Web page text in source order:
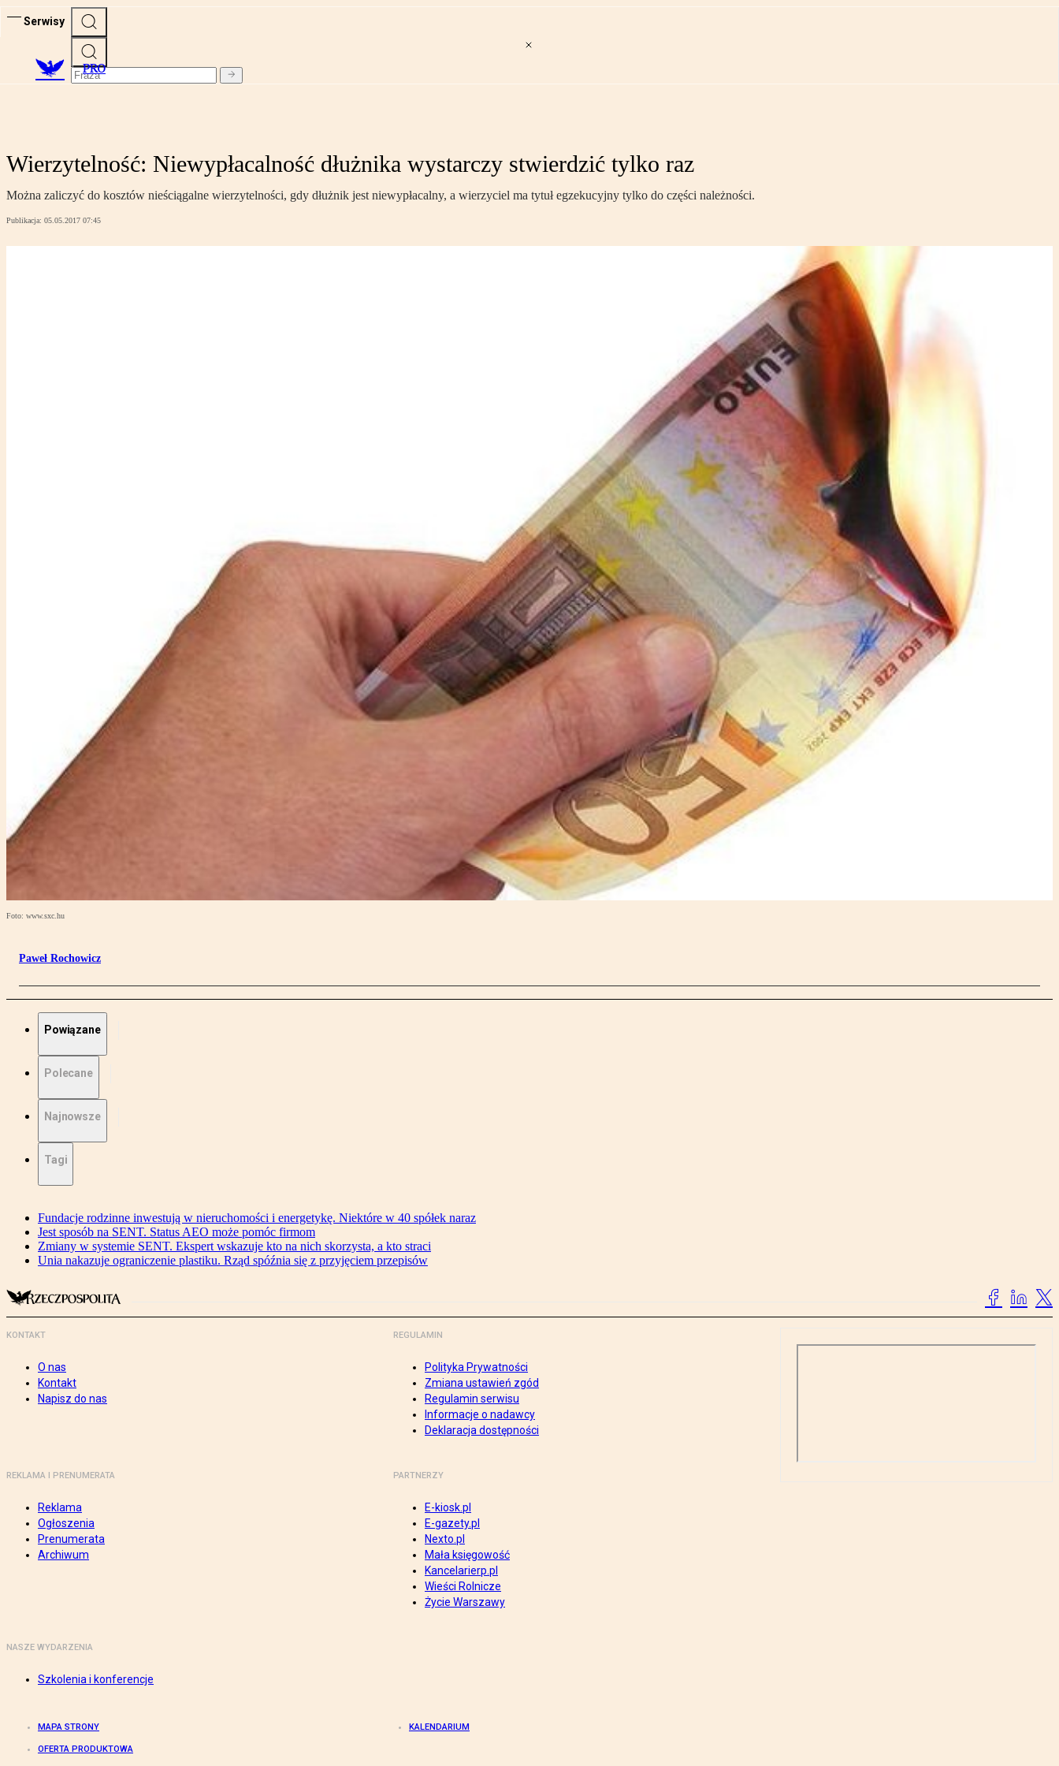
Serwisy
PRO
Wierzytelność: Niewypłacalność dłużnika wystarczy stwierdzić tylko raz
Można zaliczyć do kosztów nieściągalne wierzytelności, gdy dłużnik jest niewypłacalny, a wierzyciel ma tytuł egzekucyjny tylko do części należności.
Publikacja: 05.05.2017 07:45
Foto: www.sxc.hu
Paweł Rochowicz
Powiązane
Polecane
Najnowsze
Tagi
Fundacje rodzinne inwestują w nieruchomości i energetykę. Niektóre w 40 spółek naraz
Jest sposób na SENT. Status AEO może pomóc firmom
Zmiany w systemie SENT. Ekspert wskazuje kto na nich skorzysta, a kto straci
Unia nakazuje ograniczenie plastiku. Rząd spóźnia się z przyjęciem przepisów
KONTAKT
O nas
Kontakt
Napisz do nas
REGULAMIN
Polityka Prywatności
Zmiana ustawień zgód
Regulamin serwisu
Informacje o nadawcy
Deklaracja dostępności
REKLAMA I PRENUMERATA
Reklama
Ogłoszenia
Prenumerata
Archiwum
PARTNERZY
E-kiosk.pl
E-gazety.pl
Nexto.pl
Mała księgowość
Kancelarierp.pl
Wieści Rolnicze
Życie Warszawy
NASZE WYDARZENIA
Szkolenia i konferencje
MAPA STRONY KALENDARIUM
OFERTA PRODUKTOWA